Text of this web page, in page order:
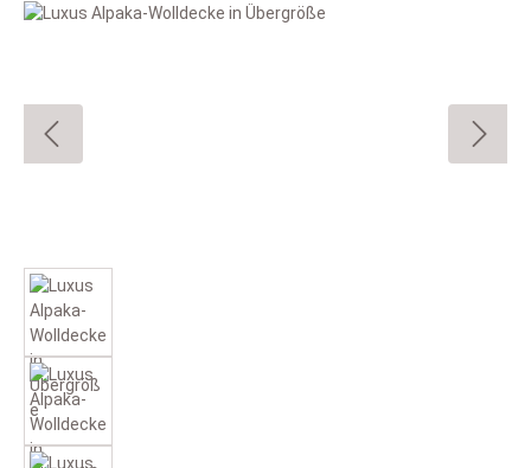
Bildergalerie überspringen